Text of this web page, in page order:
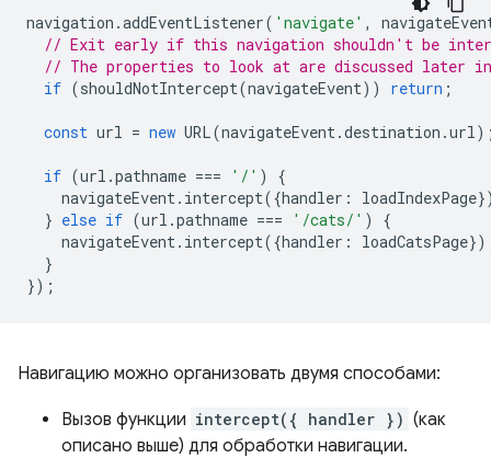
navigation .addEventListener( 'navigate' ,
// Exit early if this navigation shouldn't be
// The properties to look at are discussed later
if (shouldNotIntercept(navigateEvent)) return ;
const url = new URL(navigateEvent.destination .url
if (url .pathname === '/' )
{
navigateEvent. intercept({handler : loadIndexPage
} else if (url .pathname === '/cats/' )
{
navigateEvent. intercept({handler : loadCatsPage
}
});
Навигацию можно организовать двумя способами:
Вызов функции intercept({ handler }) (как
описано выше) для обработки навигации.